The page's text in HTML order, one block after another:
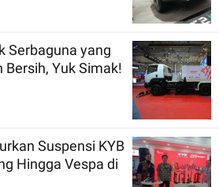
Serbaguna yang
Bersih, Yuk Simak!
Suspensi KYB
Hingga Vespa di